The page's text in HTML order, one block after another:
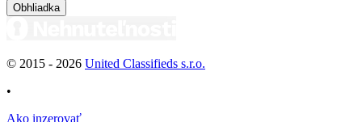
Obhliadka
© 2015 - 2026 United Classifieds s.r.o.
•
Ako inzerovať